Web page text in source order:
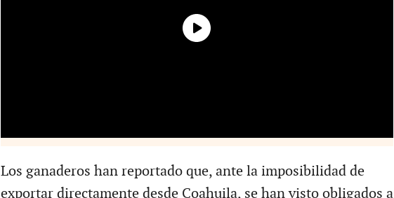
Los ganaderos han reportado que, ante la imposibilidad de
exportar directamente desde Coahuila, se han visto obligados a